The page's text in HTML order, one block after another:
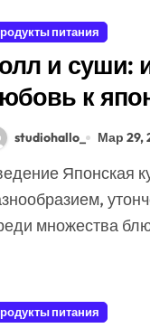
питания
и суши:
к
studiohallo_ Мар 29,
множества
питания